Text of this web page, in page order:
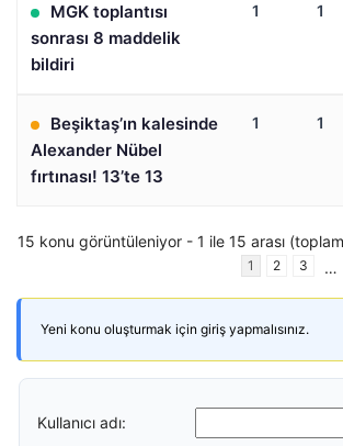
MGK toplantısı
sonrası 8 maddelik
bildiri
1 1
Beşiktaş’ın kalesinde
Alexander Nübel
fırtınası! 13’te 13
1 1
15 konu görüntüleniyor - 1 ile 15 arası
1 2 3 …
Yeni konu oluşturmak için giriş yapmalısınız.
Kullanıcı adı: